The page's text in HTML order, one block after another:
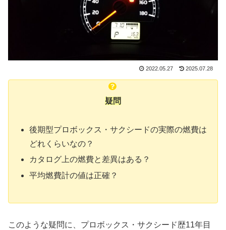
2022.05.27 2025.07.28
疑問
後期型プロボックス・サクシードの実際の燃費は
どれくらいなの？
カタログ上の燃費と差異はある？
平均燃費計の値は正確？
このような疑問に、プロボックス・サクシード歴11年目